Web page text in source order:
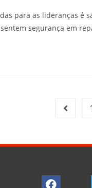
para as lideranças é
segurança em